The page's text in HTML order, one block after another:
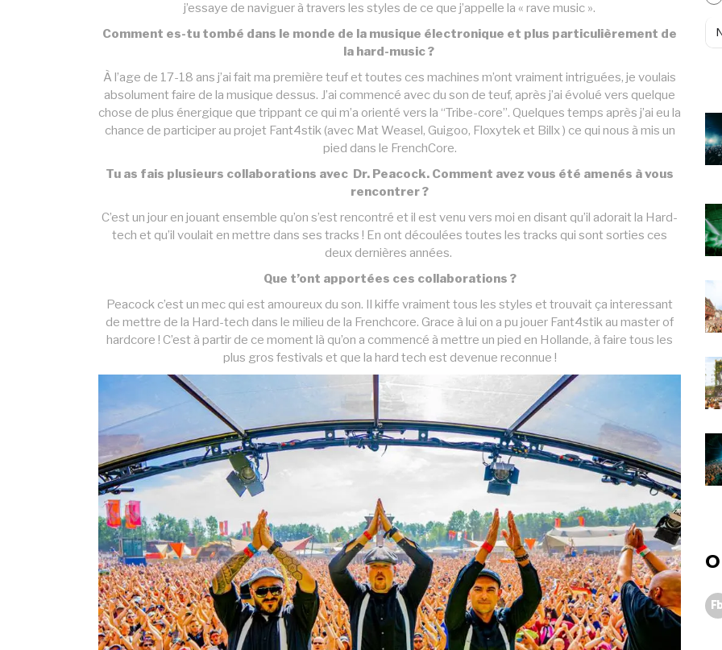
j’essaye de naviguer à travers les styles de ce que j’appelle la « rave music ».
Comment es-tu tombé dans le monde de la musique électronique et plus particulièrement de
la hard-music ?
À l’age de 17-18 ans j’ai fait ma première teuf et toutes ces machines m’ont vraiment intriguées, je voulais
absolument faire de la musique dessus. J’ai commencé avec du son de teuf, après j’ai évolué vers quelque
chose de plus énergique que trippant ce qui m’a orienté vers la “Tribe-core”. Quelques temps après j’ai eu la
chance de participer au projet Fant4stik (avec Mat Weasel, Guigoo, Floxytek et Billx ) ce qui nous à mis un
pied dans le FrenchCore.
Tu as fais plusieurs collaborations avec Dr. Peacock. Comment avez vous été amenés à vous
rencontrer ?
C’est un jour en jouant ensemble qu’on s’est rencontré et il est venu vers moi en disant qu’il adorait la Hard-
tech et qu’il voulait en mettre dans ses tracks ! En ont découlées toutes les tracks qui sont sorties ces
deux dernières années.
Que t’ont apportées ces collaborations ?
Peacock c’est un mec qui est amoureux du son. Il kiffe vraiment tous les styles et trouvait ça interessant
de mettre de la Hard-tech dans le milieu de la Frenchcore. Grace à lui on a pu jouer Fant4stik au master of
hardcore ! C’est à partir de ce moment là qu’on a commencé à mettre un pied en Hollande, à faire tous les
plus gros festivals et que la hard tech est devenue reconnue !